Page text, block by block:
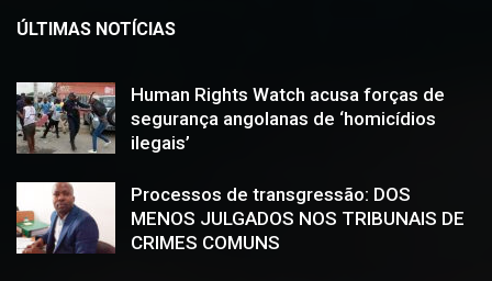
ÚLTIMAS NOTÍCIAS
Human Rights Watch acusa forças de
segurança angolanas de ‘homicídios
ilegais’
Processos de transgressão: DOS
MENOS JULGADOS NOS TRIBUNAIS DE
CRIMES COMUNS